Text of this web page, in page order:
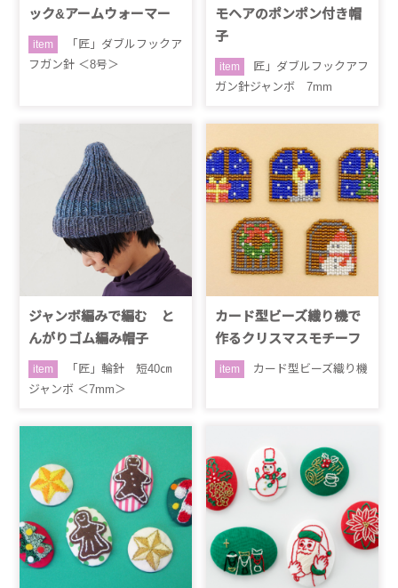
ック&アームウォーマー
item
「匠」ダブルフックア
フガン針 ＜8号＞
モヘアのポンポン付き帽
子
item
匠」ダブルフックアフ
ガン針ジャンボ 7mm
ジャンボ編みで編む と
んがりゴム編み帽子
item
「匠」輪針 短40㎝
ジャンボ ＜7mm＞
カード型ビーズ織り機で
作るクリスマスモチーフ
item カード型ビーズ織り機